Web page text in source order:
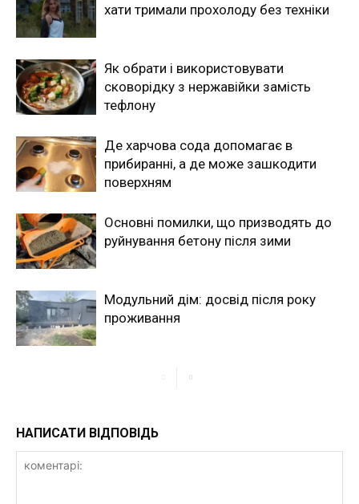
хати тримали прохолоду без техніки
Як обрати і використовувати
сковорідку з нержавійки замість
тефлону
Де харчова сода допомагає в
прибиранні, а де може зашкодити
поверхням
Основні помилки, що призводять до
руйнування бетону після зими
Модульний дім: досвід після року
проживання
НАПИСАТИ ВІДПОВІДЬ